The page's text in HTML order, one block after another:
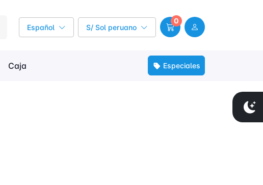
Español S/ Sol peruano
0
Caja Especiales